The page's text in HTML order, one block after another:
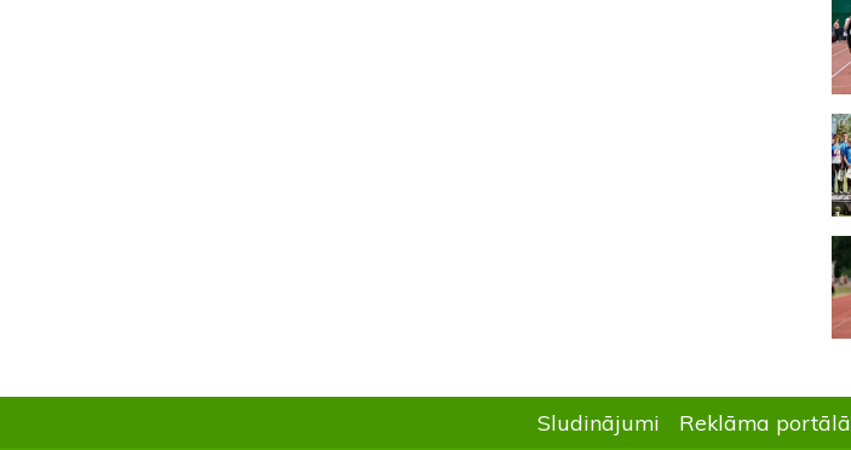
Sludinājumi Reklāma portālā